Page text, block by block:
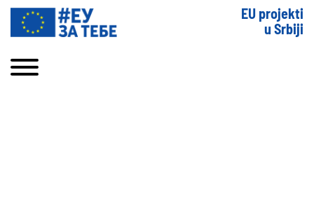
EU projekti
u Srbiji